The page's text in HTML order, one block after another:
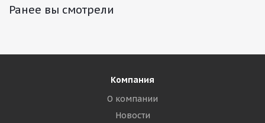
Ранее вы смотрели
Компания
О компании
Новости